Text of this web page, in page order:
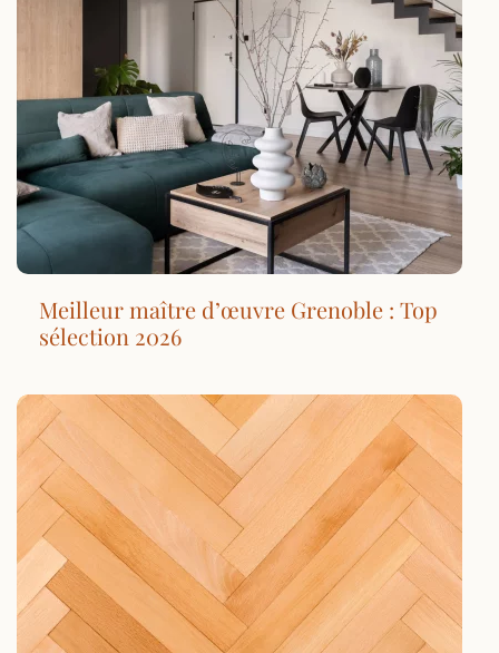
Meilleur maître d’œuvre Grenoble : Top
sélection 2026